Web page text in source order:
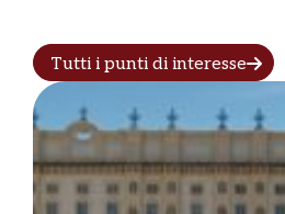
Tutti i punti di interesse